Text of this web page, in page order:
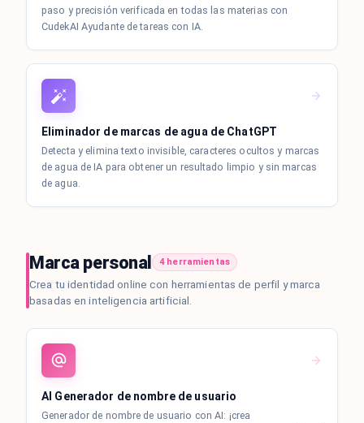
paso y precisión verificada en todas las materias con
CudekAI Ayudante de tareas con IA.
Eliminador de marcas de agua de ChatGPT
Detecta y elimina texto invisible, caracteres ocultos y marcas
de agua de IA para obtener un resultado limpio y sin marcas
de agua.
Marca personal 4 herramientas
Crea tu identidad online con herramientas de perfil y marca
basadas en inteligencia artificial.
AI Generador de nombre de usuario
Generador de nombre de usuario con AI: ¡crea